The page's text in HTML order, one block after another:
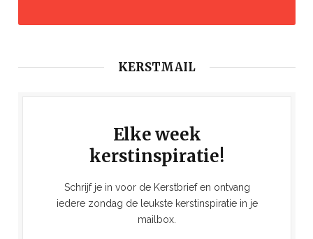
KERSTMAIL
Elke week
kerstinspiratie!
Schrijf je in voor de Kerstbrief en ontvang
iedere zondag de leukste kerstinspiratie in je
mailbox.